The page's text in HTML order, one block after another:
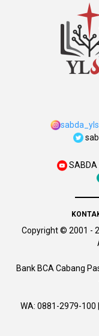
SABDA
Copyright© 2001 -
Bank BCA Cabang
WA: 0881-2979-100